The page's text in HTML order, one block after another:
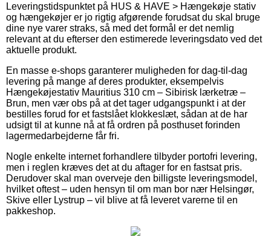
Leveringstidspunktet på HUS & HAVE > Hængekøje stativ
og hængekøjer er jo rigtig afgørende forudsat du skal bruge
dine nye varer straks, så med det formål er det nemlig
relevant at du efterser den estimerede leveringsdato ved det
aktuelle produkt.
En masse e-shops garanterer muligheden for dag-til-dag
levering på mange af deres produkter, eksempelvis
Hængekøjestativ Mauritius 310 cm – Sibirisk lærketræ –
Brun, men vær obs på at det tager udgangspunkt i at der
bestilles forud for et fastslået klokkeslæt, sådan at de har
udsigt til at kunne nå at få ordren på posthuset forinden
lagermedarbejderne får fri.
Nogle enkelte internet forhandlere tilbyder portofri levering,
men i reglen kræves det at du aftager for en fastsat pris.
Derudover skal man overveje den billigste leveringsmodel,
hvilket oftest – uden hensyn til om man bor nær Helsingør,
Skive eller Lystrup – vil blive at få leveret varerne til en
pakkeshop.